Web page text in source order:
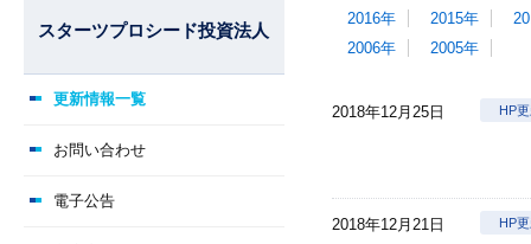
2016年
2015年
2006年
2005年
2018年12月25日 HP
2018年12月21日 HP
スターツプロシード投資法人
更新情報一覧
お問い合わせ
電子公告